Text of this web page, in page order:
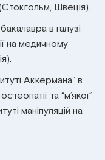
Швеція).
в галузі
на медичному
Аккермана” в
та “м’якої”
маніпуляцій на